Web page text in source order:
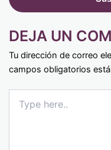
DEJA UN
Tu dirección de correo
campos obligatorios
here..